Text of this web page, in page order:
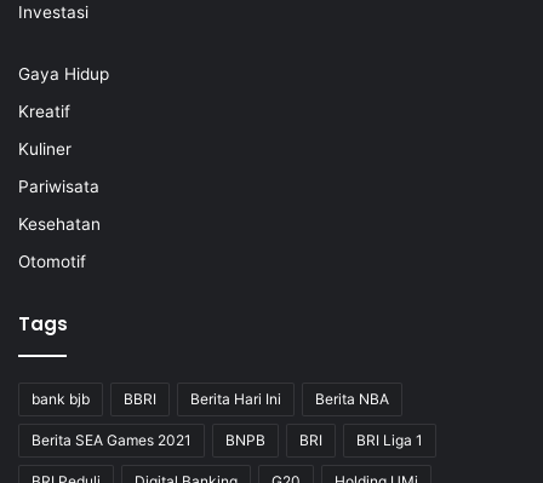
Investasi
Gaya Hidup
Kreatif
Kuliner
Pariwisata
Kesehatan
Otomotif
Tags
bank bjb BBRI Berita Hari Ini Berita NBA
Berita SEA Games 2021 BNPB BRI BRI Liga 1